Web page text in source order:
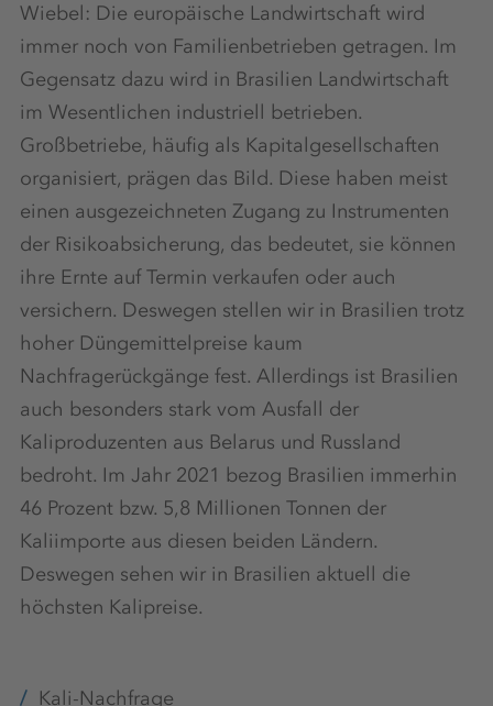
Wiebel: Die europäische Landwirtschaft wird
immer noch von Familienbetrieben getragen. Im
Gegensatz dazu wird in Brasilien Landwirtschaft
im Wesentlichen industriell betrieben.
Großbetriebe, häufig als Kapitalgesellschaften
organisiert, prägen das Bild. Diese haben meist
einen ausgezeichneten Zugang zu Instrumenten
der Risikoabsicherung, das bedeutet, sie können
ihre Ernte auf Termin verkaufen oder auch
versichern. Deswegen stellen wir in Brasilien trotz
hoher Düngemittelpreise kaum
Nachfragerückgänge fest. Allerdings ist Brasilien
auch besonders stark vom Ausfall der
Kaliproduzenten aus Belarus und Russland
bedroht. Im Jahr 2021 bezog Brasilien immerhin
46 Prozent bzw. 5,8 Millionen Tonnen der
Kaliimporte aus diesen beiden Ländern.
Deswegen sehen wir in Brasilien aktuell die
höchsten Kalipreise.
Kali-Nachfrage